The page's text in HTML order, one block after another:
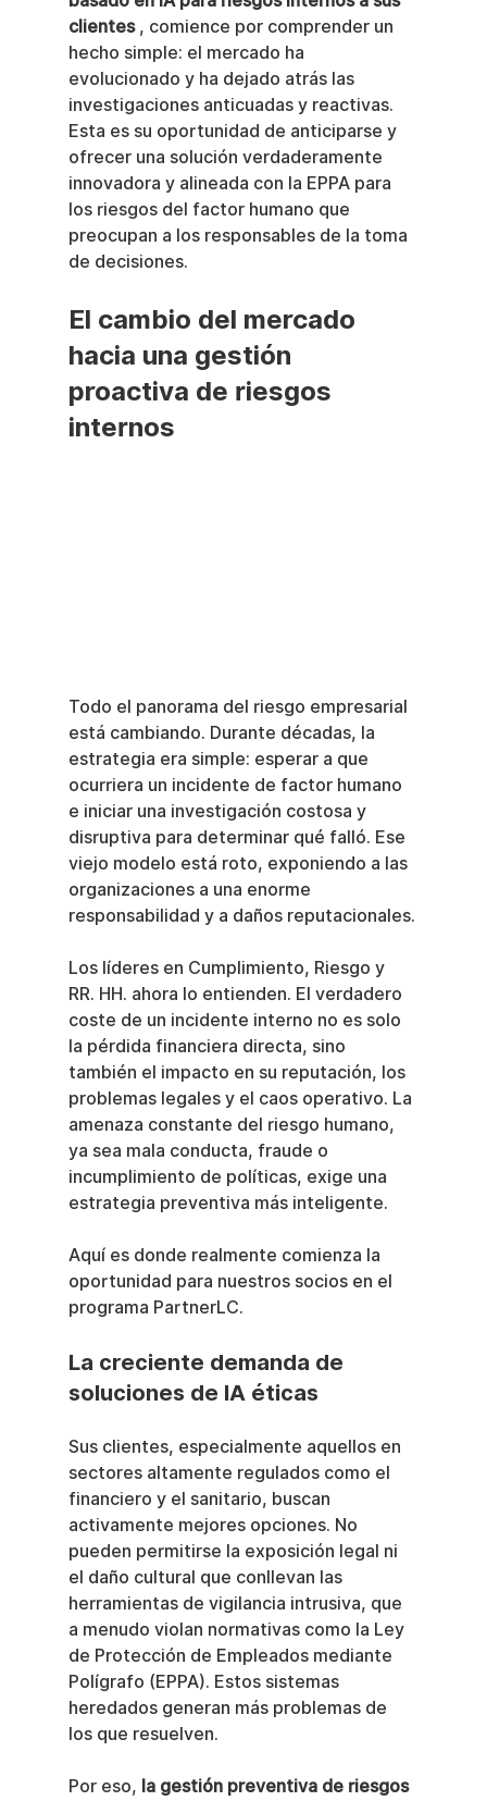
clientes , comience por comprender un
hecho simple: el mercado ha
evolucionado y ha dejado atrás las
investigaciones anticuadas y reactivas.
Esta es su oportunidad de anticiparse y
ofrecer una solución verdaderamente
innovadora y alineada con la EPPA para
los riesgos del factor humano que
preocupan a los responsables de la toma
de decisiones.
El cambio del mercado
hacia una gestión
proactiva de riesgos
internos
Todo el panorama del riesgo empresarial
está cambiando. Durante décadas, la
estrategia era simple: esperar a que
ocurriera un incidente de factor humano
e iniciar una investigación costosa y
disruptiva para determinar qué falló. Ese
viejo modelo está roto, exponiendo a las
organizaciones a una enorme
responsabilidad y a daños reputacionales.
Los líderes en Cumplimiento, Riesgo y
RR. HH. ahora lo entienden. El verdadero
coste de un incidente interno no es solo
la pérdida financiera directa, sino
también el impacto en su reputación, los
problemas legales y el caos operativo. La
amenaza constante del riesgo humano,
ya sea mala conducta, fraude o
incumplimiento de políticas, exige una
estrategia preventiva más inteligente.
Aquí es donde realmente comienza la
oportunidad para nuestros socios en el
programa PartnerLC.
La creciente demanda de
soluciones de IA éticas
Sus clientes, especialmente aquellos en
sectores altamente regulados como el
financiero y el sanitario, buscan
activamente mejores opciones. No
pueden permitirse la exposición legal ni
el daño cultural que conllevan las
herramientas de vigilancia intrusiva, que
a menudo violan normativas como la Ley
de Protección de Empleados mediante
Polígrafo (EPPA). Estos sistemas
heredados generan más problemas de
los que resuelven.
Por eso, la gestión preventiva de riesgos